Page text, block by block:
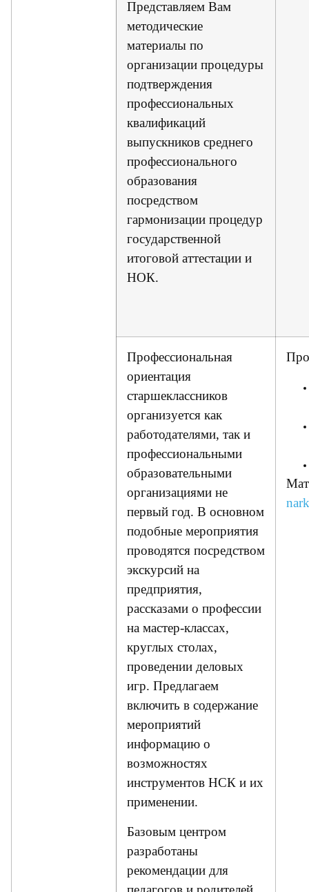
Представляем Вам
методические
материалы по
организации процедуры
подтверждения
профессиональных
квалификаций
выпускников среднего
профессионального
образования
посредством
гармонизации процедур
государственной
итоговой аттестации и
НОК.
Профессиональная
ориентация
старшеклассников
организуется как
работодателями, так и
профессиональными
образовательными
организациями не
первый год. В основном
подобные мероприятия
проводятся посредством
экскурсий на
предприятия,
рассказами о профессии
на мастер-классах,
круглых столах,
проведении деловых
игр. Предлагаем
включить в содержание
мероприятий
информацию о
возможностях
инструментов НСК и их
применении.
Базовым центром
разработаны
рекомендации для